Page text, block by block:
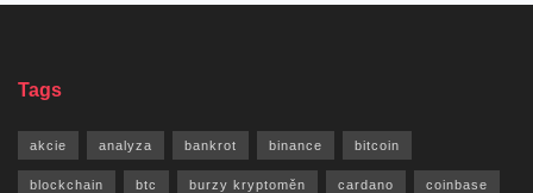
Tags
akcie analyza bankrot binance bitcoin
blockchain btc burzy kryptoměn cardano coinbase